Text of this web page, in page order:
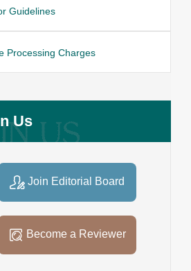
Guidelines
Processing Charges
Us
Join Editorial Board
Become a Reviewer